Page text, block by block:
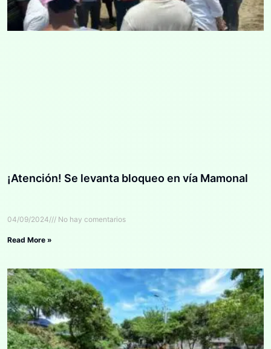
¡Atención! Se levanta bloqueo en vía Mamonal
04/09/2024 No hay comentarios
Read More »